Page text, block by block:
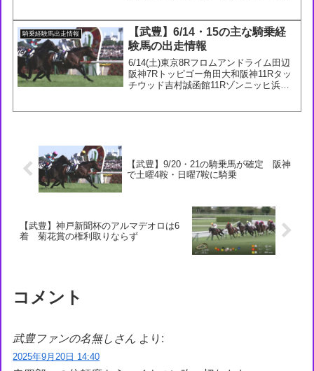
3Ｒオーサムユニバンス永島京都5Ｒカ...
騎乗経験馬出走情報
【武豊】6/14・15の主な騎乗経
験馬の出走情報
6/14(土)東京8Rフロムアンドライム田辺
阪神7Rトッピゴー角田大和阪神11Rタッ
チウッド吉村誠函館11Rゾンニッヒ浜中
【武豊】9/20・21の騎乗馬が確定 阪神
で土曜4鞍・日曜7鞍に騎乗
【武豊】神戸新聞杯のアルマデオロは6
着 菊花賞の権利取りならず
コメント
武豊ファンの名無しさん より:
2025年9月20日 14:40